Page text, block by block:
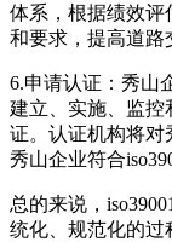
体系，根据绩效评
和要求，提高道路
6.申请认证：秀山
建立、实施、监控
证。认证机构将对
秀山企业符合
总的来说，
统化、规范化的过